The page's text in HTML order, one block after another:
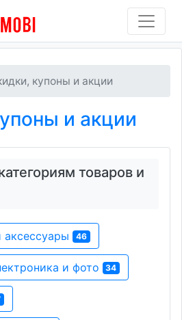
купоны и акции
и акции
товаров и
46
и фото 34